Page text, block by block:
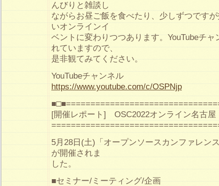
んびりと雑談し
ながらお昼ご飯を食べたり、少しずつです
いオンラインイ
ベントに変わりつつあります。YouTubeチ
れていますので、
是非観てみてください。
YouTubeチャンネル
https://www.youtube.com/c/OSPNjp
[開催レポート] OSC2022オンライン名古屋
5月28日(土)「オープンソースカンファレン
が開催されま
した。
■セミナー/ミーティング/企画